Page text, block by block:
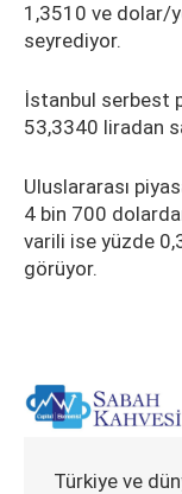
1,3510 ve dolar/
seyrediyor.
İstanbul serbest
53,3340 liradan
Uluslararası
4 bin 700
varili ise yüzde
görüyor.
Türkiye ve